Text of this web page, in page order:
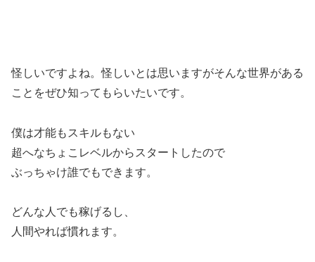
怪しいですよね。怪しいとは思いますがそんな世界がある
ことをぜひ知ってもらいたいです。
僕は才能もスキルもない
超へなちょこレベルからスタートしたので
ぶっちゃけ誰でもできます。
どんな人でも稼げるし、
人間やれば慣れます。